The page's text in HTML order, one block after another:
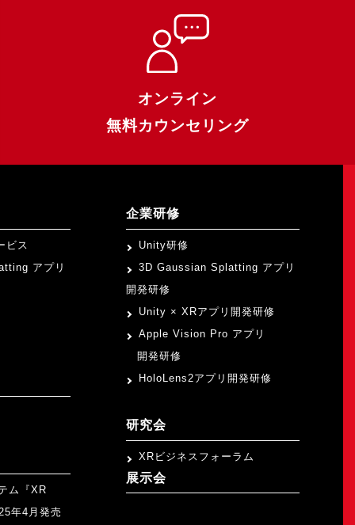
オンライン
無料カウンセリング
ビス
アプリ
ム『XR
年4月発売
企業研修
Unity研修
3D Gaussian Splatting アプリ
開発研修
Unity × XRアプリ開発研修
Apple Vision Pro アプリ
開発研修
HoloLens2アプリ開発研修
研究会
XRビジネスフォーラム
展示会